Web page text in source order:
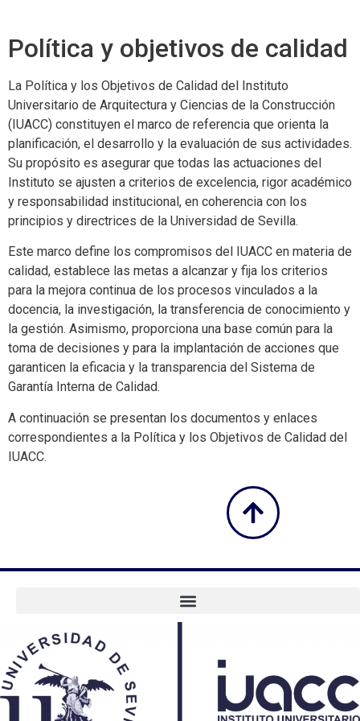
Política y objetivos de calidad
La Política y los Objetivos de Calidad del Instituto
Universitario de Arquitectura y Ciencias de la Construcción
(IUACC) constituyen el marco de referencia que orienta la
planificación, el desarrollo y la evaluación de sus actividades.
Su propósito es asegurar que todas las actuaciones del
Instituto se ajusten a criterios de excelencia, rigor académico
y responsabilidad institucional, en coherencia con los
principios y directrices de la Universidad de Sevilla.
Este marco define los compromisos del IUACC en materia de
calidad, establece las metas a alcanzar y fija los criterios
para la mejora continua de los procesos vinculados a la
docencia, la investigación, la transferencia de conocimiento y
la gestión. Asimismo, proporciona una base común para la
toma de decisiones y para la implantación de acciones que
garanticen la eficacia y la transparencia del Sistema de
Garantía Interna de Calidad.
A continuación se presentan los documentos y enlaces
correspondientes a la Política y los Objetivos de Calidad del
IUACC.